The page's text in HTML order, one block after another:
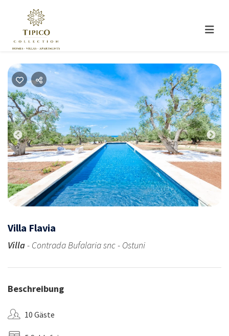
Previous
Villa Flavia
Villa- Contrada Bufalaria snc - Ostuni
Beschreibung
10 Gäste